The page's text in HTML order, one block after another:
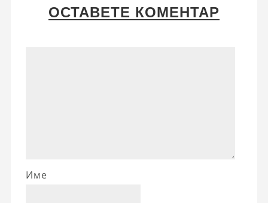
ОСТАВЕТЕ КОМЕНТАР
Име